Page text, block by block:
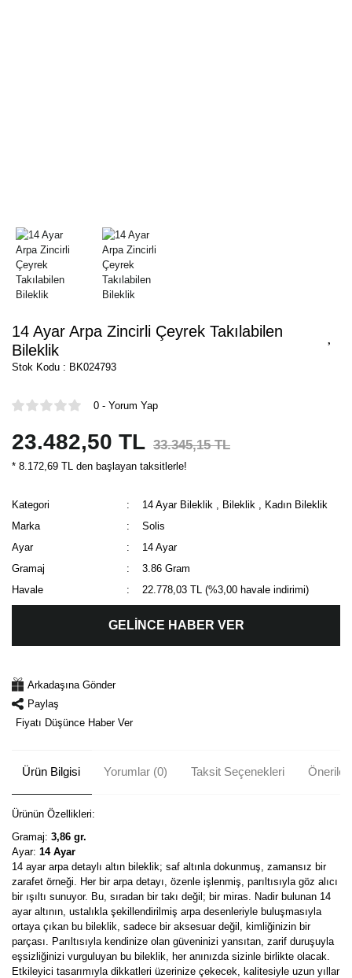
14 Ayar Arpa Zincirli Çeyrek Takılabilen
Bileklik
Stok Kodu : BK024793
0 - Yorum Yap
23.482,50 TL 33.345,15 TL
* 8.172,69 TL den başlayan taksitlerle!
Kategori 14 Ayar Bileklik Bileklik
Kadın Bileklik
Marka
Solis
Ayar
14 Ayar
Gramaj
3.86 Gram
Havale
22.778,03 TL (%3,00 havale indirimi)
GELİNCE HABER VER
Arkadaşına Gönder
Paylaş
Fiyatı Düşünce Haber Ver
Ürün Bilgisi Yorumlar (0) Taksit Seçenekleri
Ürünün Özellikleri:
Gramaj: 3,86 gr.
Ayar: 14 Ayar
14 ayar arpa detaylı altın bileklik; saf altınla dokunmuş, zamansız bir
zarafet örneği. Her bir arpa detayı, özenle işlenmiş, parıltısıyla göz alıcı
bir ışıltı sunuyor. Bu, sıradan bir takı değil; bir miras. Nadir bulunan 14
ayar altının, ustalıkla şekillendirilmiş arpa desenleriyle buluşmasıyla
ortaya çıkan bu bileklik, sadece bir aksesuar değil, kimliğinizin bir
parçası. Parıltısıyla kendinize olan güveninizi yansıtan, zarif duruşuyla
eşsizliğinizi vurguluyan bu bileklik, her anınızda sizinle birlikte olacak.
Etkileyici tasarımıyla dikkatleri üzerinize çekecek, kalitesiyle uzun yıllar